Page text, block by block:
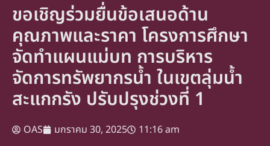
ขอเชิญร่วมยื่นข้อเสนอด้าน
คุณภาพและราคา โครงการศึกษา
จัดทำแผนแม่บท การบริหาร
จัดการทรัพยากรน้ำ ในเขตลุ่มน้ำ
สะแกกรัง ปรับปรุงช่วงที่ 1
OAS มกราคม 30, 2025
11:16 am